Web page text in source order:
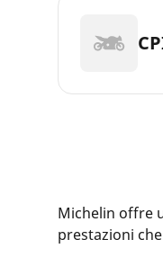
Michelin offre
prestazioni